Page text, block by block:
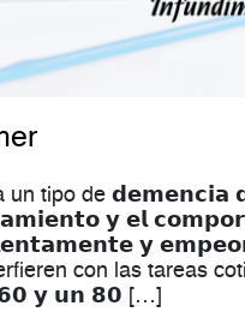
un tipo de
𝘆 𝗲𝗹
𝗹𝗲𝗻𝘁𝗮𝗺𝗲𝗻𝘁𝗲 𝘆
con las tareas
𝟲𝟬 𝘆 𝘂𝗻 𝟴𝟬 […]